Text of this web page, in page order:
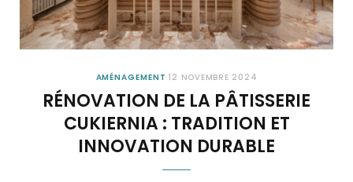
AMÉNAGEMENT 12 NOVEMBRE 2024
RÉNOVATION DE LA PÂTISSERIE
CUKIERNIA : TRADITION ET
INNOVATION DURABLE